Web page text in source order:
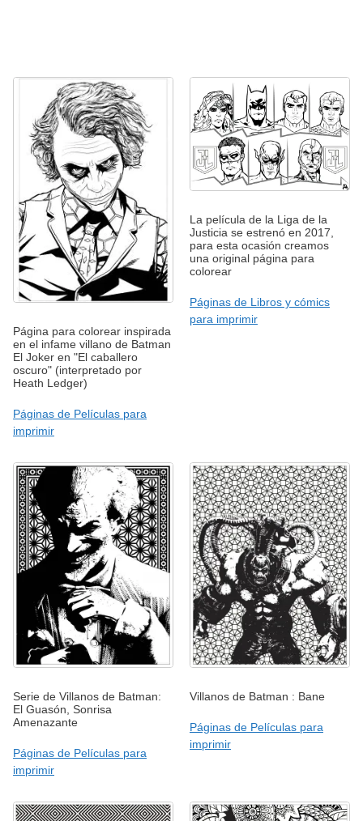
Página para colorear inspirada
en el infame villano de Batman
El Joker en "El caballero
oscuro" (interpretado por
Heath Ledger)
Páginas de Películas para
imprimir
La película de la Liga de la
Justicia se estrenó en 2017,
para esta ocasión creamos
una original página para
colorear
Páginas de Libros y cómics
para imprimir
Serie de Villanos de Batman:
El Guasón, Sonrisa
Amenazante
Páginas de Películas para
imprimir
Villanos de Batman : Bane
Páginas de Películas para
imprimir